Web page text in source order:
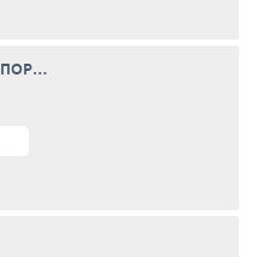
КОМСОМОЛЬСК-НА-АМУРЕ АЭРОПОРТ ХУРБА